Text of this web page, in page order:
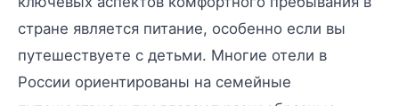
стране является питание, особенно если вы
путешествуете с детьми. Многие отели в
России ориентированы на семейные